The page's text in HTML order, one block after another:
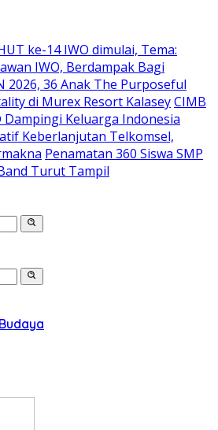
ke-14 IWO dimulai, Tema:
IWO, Berdampak Bagi
2026, 36 Anak The Purposeful
di Murex Resort KalaseyCIMB
Dampingi Keluarga Indonesia
Keberlanjutan Telkomsel,
Penamatan 360 Siswa SMP
Turut Tampil